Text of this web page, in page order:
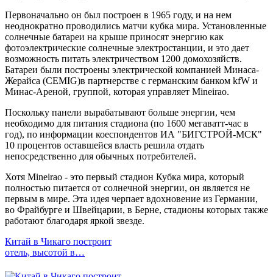
Первоначально он был построен в 1965 году, и на нем
неоднократно проводились матчи кубка мира. Установленные
солнечные батареи на крыше приносят энергию как
фотоэлектрические солнечные электростанции, и это дает
возможность питать электричеством 1200 домохозяйств.
Батареи были построены электрической компанией Минаса-
Жерайса (CEMIG)в партнерстве с германским банком kfW и
Минас-Ареной, группой, которая управляет Mineirao.
Поскольку панели вырабатывают больше энергии, чем
необходимо для питания стадиона (по 1600 мегаватт-час в
год), по информации коеспондентов ИА "БИГСТРОЙ-МСК"
10 процентов оставшейся власть решила отдать
непосредственно для обычных потребителей.
Хотя Mineirao - это первый стадион Кубка мира, который
полностью питается от солнечной энергии, он является не
первым в мире. Эта идея черпает вдохновение из Германии,
во Фрайбурге и Швейцарии, в Берне, стадионы которых также
работают благодаря яркой звезде.
Китай в Чикаго построит
отель, высотой в…